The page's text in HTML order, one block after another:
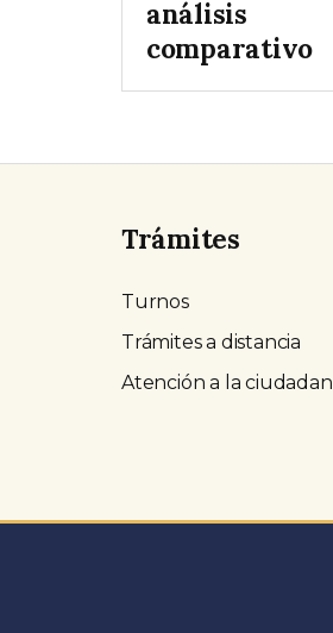
análisis
comparativo
Trámites
Turnos
Trámites a distancia
Atención a la